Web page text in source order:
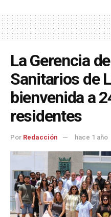
La Gerencia
Sanitarios de
bienvenida a
residentes
Por Redacción hace 1 año